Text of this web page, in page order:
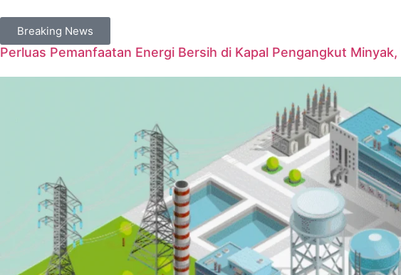
Breaking News
Perluas Pemanfaatan Energi Bersih di Kapal Pengangkut